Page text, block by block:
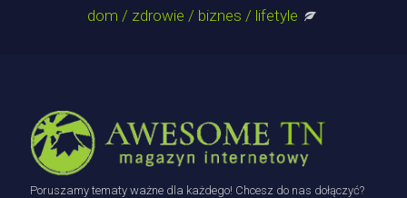
dom / zdrowie / biznes / lifetyle
Poruszamy tematy ważne dla każdego! Chcesz do nas dołączyć?